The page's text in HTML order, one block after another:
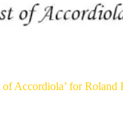
of Accordiola’ for